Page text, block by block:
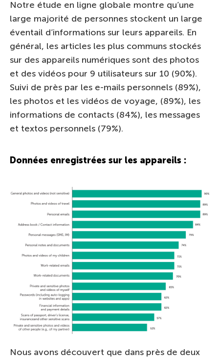
Notre étude en ligne globale montre qu’une
large majorité de personnes stockent un large
éventail d’informations sur leurs appareils. En
général, les articles les plus communs stockés
sur des appareils numériques sont des photos
et des vidéos pour 9 utilisateurs sur 10 (90%).
Suivi de près par les e-mails personnels (89%),
les photos et les vidéos de voyage, (89%), les
informations de contacts (84%), les messages
et textos personnels (79%).
Données enregistrées sur les appareils :
Nous avons découvert que dans près de deux